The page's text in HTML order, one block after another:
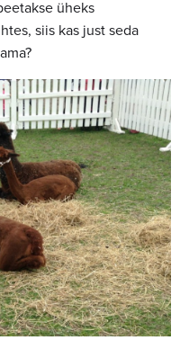
üheks
siis kas just seda